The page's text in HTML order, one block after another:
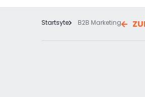
Startsyte B2B Marketing